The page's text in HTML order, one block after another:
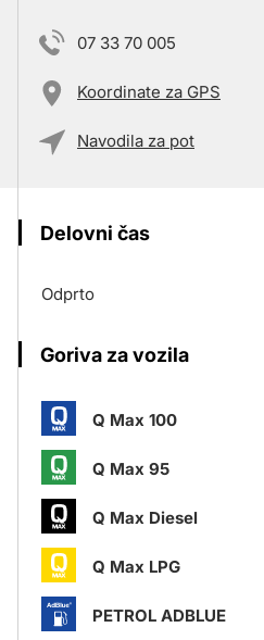
07 33 70 005
Koordinate za GPS
Navodila za pot
Delovni čas
Odprto
Goriva za vozila
Q Max 100
Q Max 95
Q Max Diesel
Q Max LPG
PETROL ADBLUE